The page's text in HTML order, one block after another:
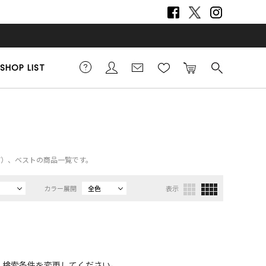
SHOP LIST
、ベストの商品一覧です。
カラー展開 全色 表示